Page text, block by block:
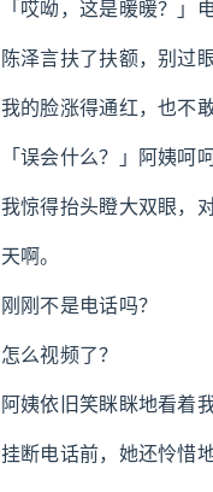
「哎呦，这是暖暖？」
陈泽言扶了扶额，别过
我的脸涨得通红，也不
「误会什么？」阿姨呵
我惊得抬头瞪大双眼，
天啊。
刚刚不是电话吗？
怎么视频了？
阿姨依旧笑眯眯地看着
挂断电话前，她还怜惜